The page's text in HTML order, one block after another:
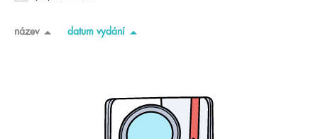
název datum vydání